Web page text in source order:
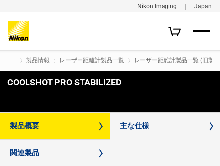
Nikon Imaging ｜ Japan
製品情報 レーザー距離計製品一覧 レーザー距離計製品一覧 (旧製
COOLSHOT PRO STABILIZED
製品概要 主な仕様
関連製品